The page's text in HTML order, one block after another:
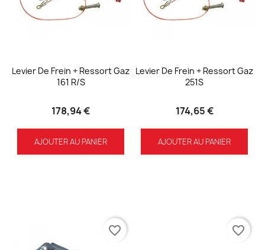
Levier De Frein + Ressort Gaz
161 R/S
178,94 €
AJOUTER AU PANIER
Levier De Frein + Ressort Gaz
251S
174,65 €
AJOUTER AU PANIER
favorite_border favorite_border